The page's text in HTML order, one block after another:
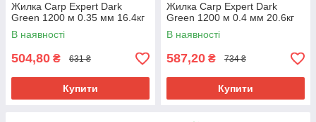
Жилка Carp Expert Dark
Green 1200 м 0.35 мм 16.4кг
В наявності
504,80 ₴ 631 ₴
Купити
Жилка Carp Expert Dark
Green 1200 м 0.4 мм 20.6кг
В наявності
587,20 ₴ 734 ₴
Купити